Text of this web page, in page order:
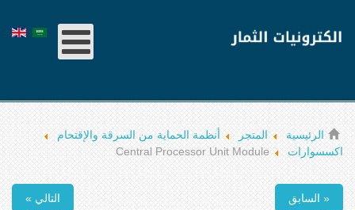
الرئيسية المتجر
أنظمة الحماية من السرقة والإقتحام
اكسسوارات
Central Processor Unit Module
« السابق التالي »